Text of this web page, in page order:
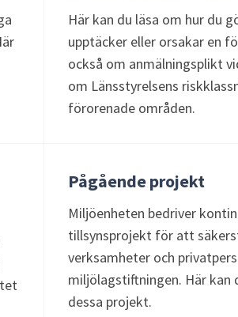
Här kan du läsa om hur du
upptäcker eller orsakar en
också om anmälningsplikt
om Länsstyrelsens
förorenade områden.
Pågående projekt
Miljöenheten bedriver
tillsynsprojekt för att
verksamheter och
miljölagstiftningen. Här kan
dessa projekt.